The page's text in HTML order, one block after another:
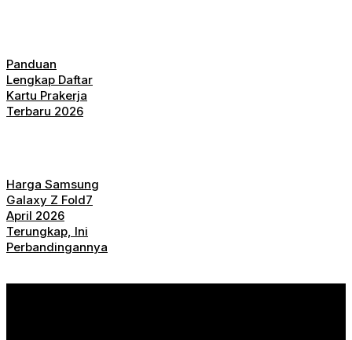
Panduan
Lengkap Daftar
Kartu Prakerja
Terbaru 2026
Harga Samsung
Galaxy Z Fold7
April 2026
Terungkap, Ini
Perbandingannya